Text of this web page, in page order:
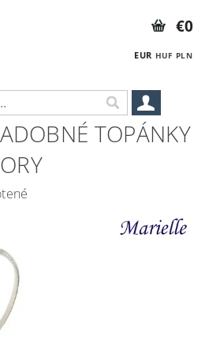
EUR HUF PLN
€0
TOPÁNKY